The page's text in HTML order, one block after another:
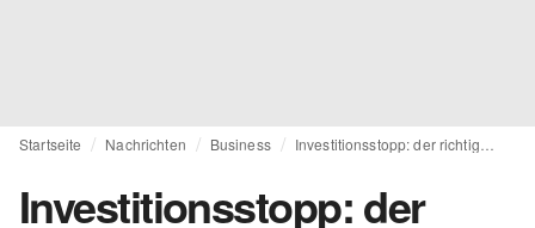
Startseite Nachrichten Business
Investitionsstopp: der